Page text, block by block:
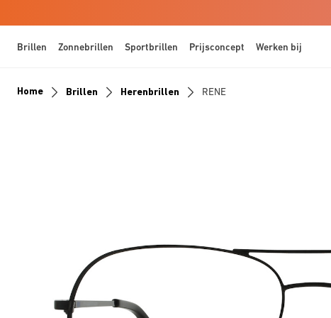
Brillen Zonnebrillen Sportbrillen Prijsconcept Werken bij
Home Brillen Herenbrillen RENE